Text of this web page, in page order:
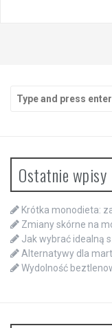
Search
for:
Ostatnie wpisy
Krótka monodieta:
Zmiany skórne na
Jak wybrać idealną
Alternatywy dla
Wydolność